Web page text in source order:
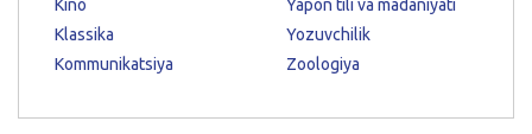
Kino
Klassika
Kommunikatsiya
Yapon tili va madaniyati
Yozuvchilik
Zoologiya